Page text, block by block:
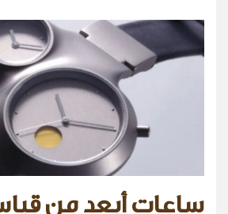
ساعات أبعد من